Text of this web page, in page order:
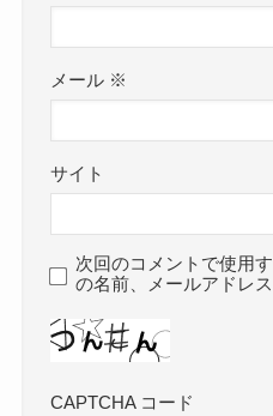
メール ※
サイト
次回のコメントで使用
の名前、メールアドレ
CAPTCHA コード